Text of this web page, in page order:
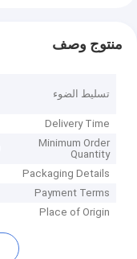
منتوج وصف
تسليط الضوء
Delivery Time
Minimum Order
Quantity
Packaging Details
Payment Terms
Place of Origin